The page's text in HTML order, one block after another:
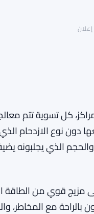
إعلان